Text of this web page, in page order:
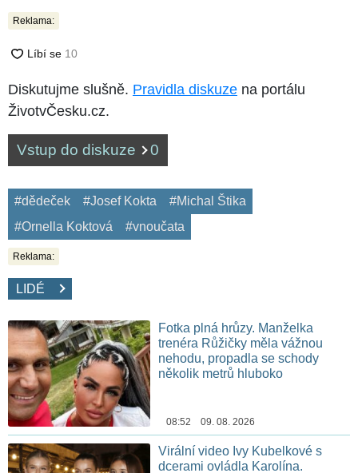
Reklama:
Diskutujme slušně. Pravidla diskuze na portálu
ŽivotvČesku.cz.
Vstup do diskuze 0
#dědeček #Josef Kokta
#Michal Štika
#Ornella Koktová
#vnoučata
Reklama:
LIDÉ
Fotka plná hrůzy. Manželka
trenéra Růžičky měla vážnou
nehodu, propadla se schody
několik metrů hluboko
08:52 09. 08. 2026
Virální video Ivy Kubelkové s
dcerami ovládla Karolína.